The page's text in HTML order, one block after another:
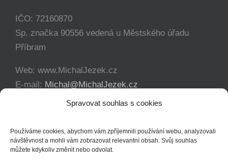
Spravovat souhlas s cookies
Používáme cookies, abychom vám zpříjemnili používání webu, analyzovali
návštěvnost a mohli vám zobrazovat relevantní obsah. Svůj souhlas
můžete kdykoliv změnit nebo odvolat.
IČO: 72160870
Sp. značka 90556 vedená u Městského úřadu
Příbram
Web: www.MichalJezek.cz
E-mail: Michal@MichalJezek.cz
+420 777 346 649